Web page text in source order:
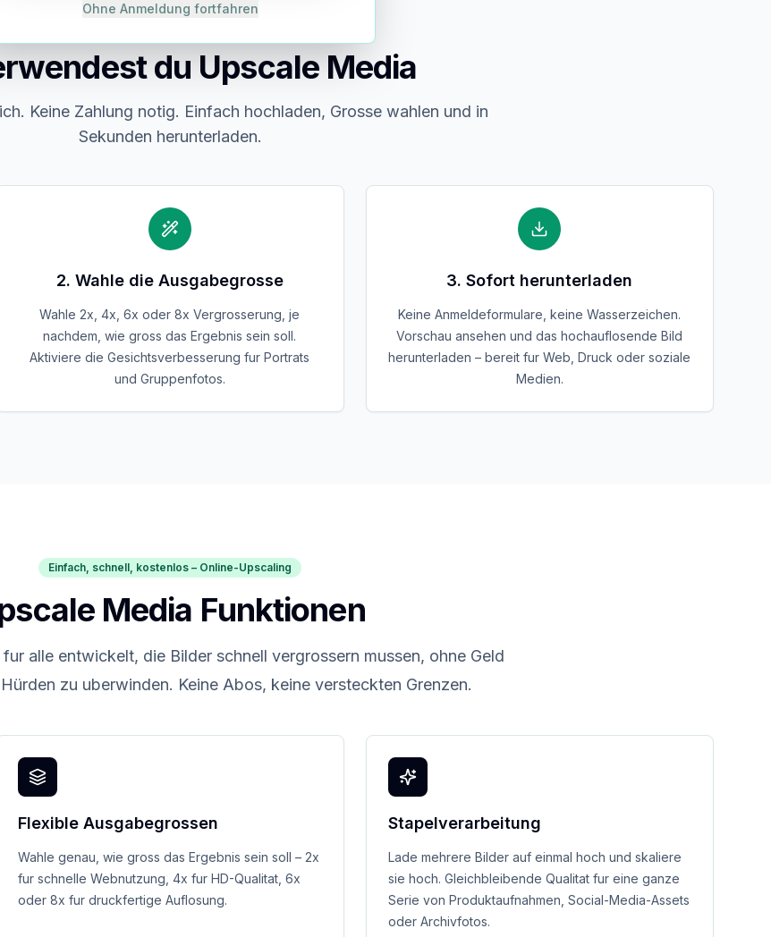
du Upscale Media
Keine Zahlung notig. Einfach hochladen, Grosse wahlen und in
Sekunden herunterladen.
2. Wahle die Ausgabegrosse
Wahle 2x, 4x, 6x oder 8x Vergrosserung, je
nachdem, wie gross das Ergebnis sein soll.
Aktiviere die Gesichtsverbesserung fur Portrats
und Gruppenfotos.
3. Sofort herunterladen
Keine Anmeldeformulare, keine Wasserzeichen.
Vorschau ansehen und das hochauflosende Bild
herunterladen – bereit fur Web, Druck oder soziale
Medien.
Einfach, schnell, kostenlos – Online-Upscaling
Media Funktionen
alle entwickelt, die Bilder schnell vergrossern mussen, ohne Geld
zu uberwinden. Keine Abos, keine versteckten Grenzen.
Flexible Ausgabegrossen
Wahle genau, wie gross das Ergebnis sein soll – 2x
fur schnelle Webnutzung, 4x fur HD-Qualitat, 6x
oder 8x fur druckfertige Auflosung.
Stapelverarbeitung
Lade mehrere Bilder auf einmal hoch und skaliere
sie hoch. Gleichbleibende Qualitat fur eine ganze
Serie von Produktaufnahmen, Social-Media-Assets
oder Archivfotos.
Ohne Anmeldung fortfahren